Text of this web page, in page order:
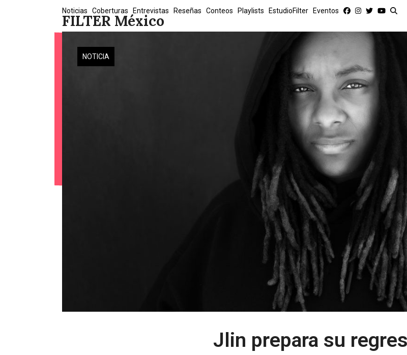
FILTER México
Noticias Coberturas Entrevistas Reseñas Conteos Playlists EstudioFilter Eventos
NOTICIA
Jlin prepara su